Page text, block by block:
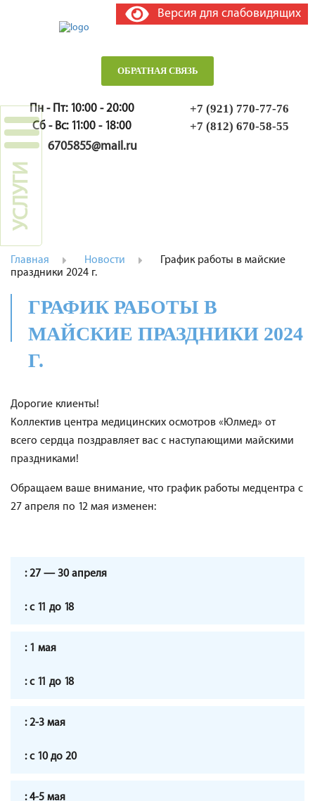
Версия для слабовидящих
ОБРАТНАЯ СВЯЗЬ
Пн - Пт: 10:00 - 20:00
Сб - Вс: 11:00 - 18:00
6705855@mail.ru
+7 (921) 770-77-76
+7 (812) 670-58-55
Главная Новости
График работы в майские
праздники 2024 г.
УСЛУГИ
ГРАФИК РАБОТЫ В
МАЙСКИЕ ПРАЗДНИКИ 2024
Г.
Дорогие клиенты!
Коллектив центра медицинских осмотров «Юлмед» от
всего сердца поздравляет вас с наступающими майскими
праздниками!
Обращаем ваше внимание, что график работы медцентра с
27 апреля по 12 мая изменен:
27 — 30 апреля
с 11 до 18
1 мая
с 11 до 18
2-3 мая
с 10 до 20
4-5 мая